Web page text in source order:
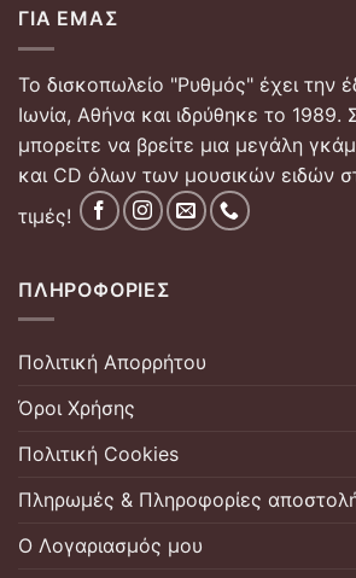
ΓΙΑ ΕΜΆΣ
Το δισκοπωλείο "Ρυθμός" έχει την
Ιωνία, Αθήνα και ιδρύθηκε το 1989.
μπορείτε να βρείτε μια μεγάλη
και CD όλων των μουσικών ειδών
τιμές!
ΠΛΗΡΟΦΟΡΊΕΣ
Πολιτική Απορρήτου
Όροι Χρήσης
Πολιτική Cookies
Πληρωμές & Πληροφορίες
Ο Λογαριασμός μου